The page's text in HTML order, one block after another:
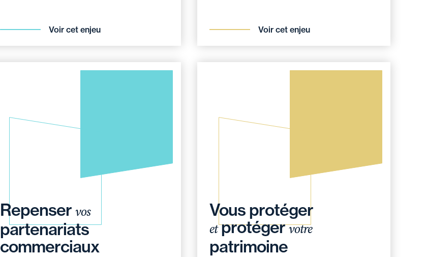
Voir cet enjeu Voir cet enjeu
Repenser vos
partenariats
commerciaux
Vous protéger
etprotégervotre
patrimoine